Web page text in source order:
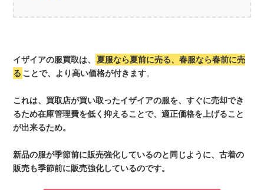
イザイアの服買取は、
夏服なら夏前に売る、春服なら春前に売
る ことで、より高い価格が付きます。
これは、買取店が買い取ったイザイアの服を、すぐに売却でき
るため在庫管理費を低く抑えることで、適正価格を上げること
が出来るため。
新品の服が季節前に販売強化しているのと同じように、古着の
販売も季節前に販売強化しているのです。